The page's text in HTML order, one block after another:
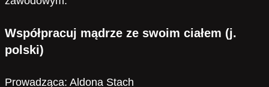
Współpracuj mądrze ze swoim ciałem (j.
polski)
Prowadząca: Aldona Stach